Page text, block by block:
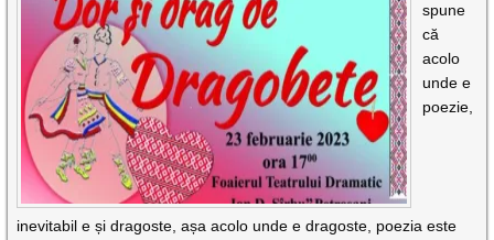
spune
că
acolo
unde e
poezie,
inevitabil e și dragoste, așa acolo unde e dragoste, poezia este